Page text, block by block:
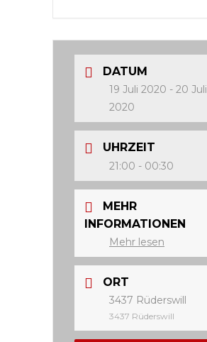
DATUM
19 Juli 2020 - 20 Juli
2020
UHRZEIT
21:00 - 00:30
MEHR
INFORMATIONEN
Mehr lesen
ORT
3437 Rüderswill
3437 Rüderswill